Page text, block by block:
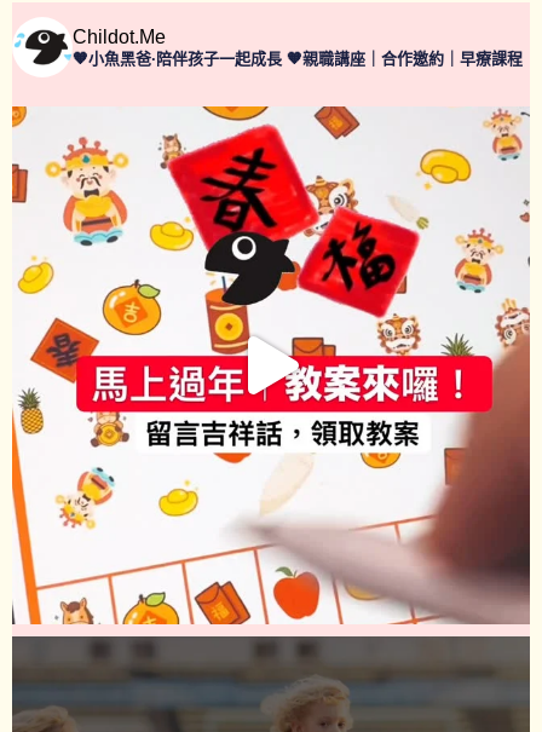
Childot.me
🧡小魚黑爸·陪伴孩子一起成長 🧡親職講座｜合作邀約｜早療課程